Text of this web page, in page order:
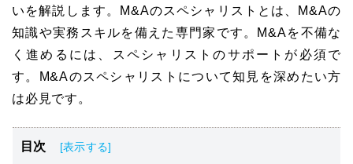
いを解説します。M&Aのスペシャリストとは、M&Aの
知識や実務スキルを備えた専門家です。M&Aを不備な
く進めるには、スペシャリストのサポートが必須で
す。M&Aのスペシャリストについて知見を深めたい方
は必見です。
目次